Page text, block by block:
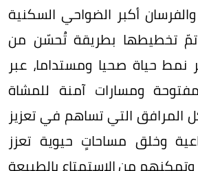
أكبر الضواحي السكنية
تمّ تخطيطها بطريقة تُحسّن من
نمط حياة صحيا ومستداما، عبر
ومسارات آمنة للمشاة
المرافق التي تساهم في تعزيز
وخلق مساحاتٍ حيوية تعزز
وتمكنهم من الاستمتاع بالطبيعة